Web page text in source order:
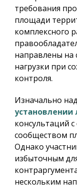
требования
площади
комплексного
направлены на
нагрузки при
контроля.
Изначально
установлении
консультаций
сообществом
Однако
избыточным
нескольким